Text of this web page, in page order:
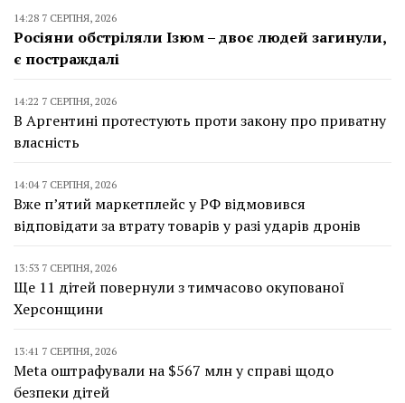
14:28 7 СЕРПНЯ, 2026
Росіяни обстріляли Ізюм – двоє людей загинули,
є постраждалі
14:22 7 СЕРПНЯ, 2026
В Аргентині протестують проти закону про приватну
власність
14:04 7 СЕРПНЯ, 2026
Вже п’ятий маркетплейс у РФ відмовився
відповідати за втрату товарів у разі ударів дронів
13:53 7 СЕРПНЯ, 2026
Ще 11 дітей повернули з тимчасово окупованої
Херсонщини
13:41 7 СЕРПНЯ, 2026
Meta оштрафували на $567 млн у справі щодо
безпеки дітей